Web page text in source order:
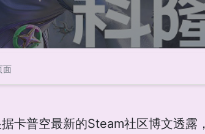
面
卡普空最新的Steam社区博文透露